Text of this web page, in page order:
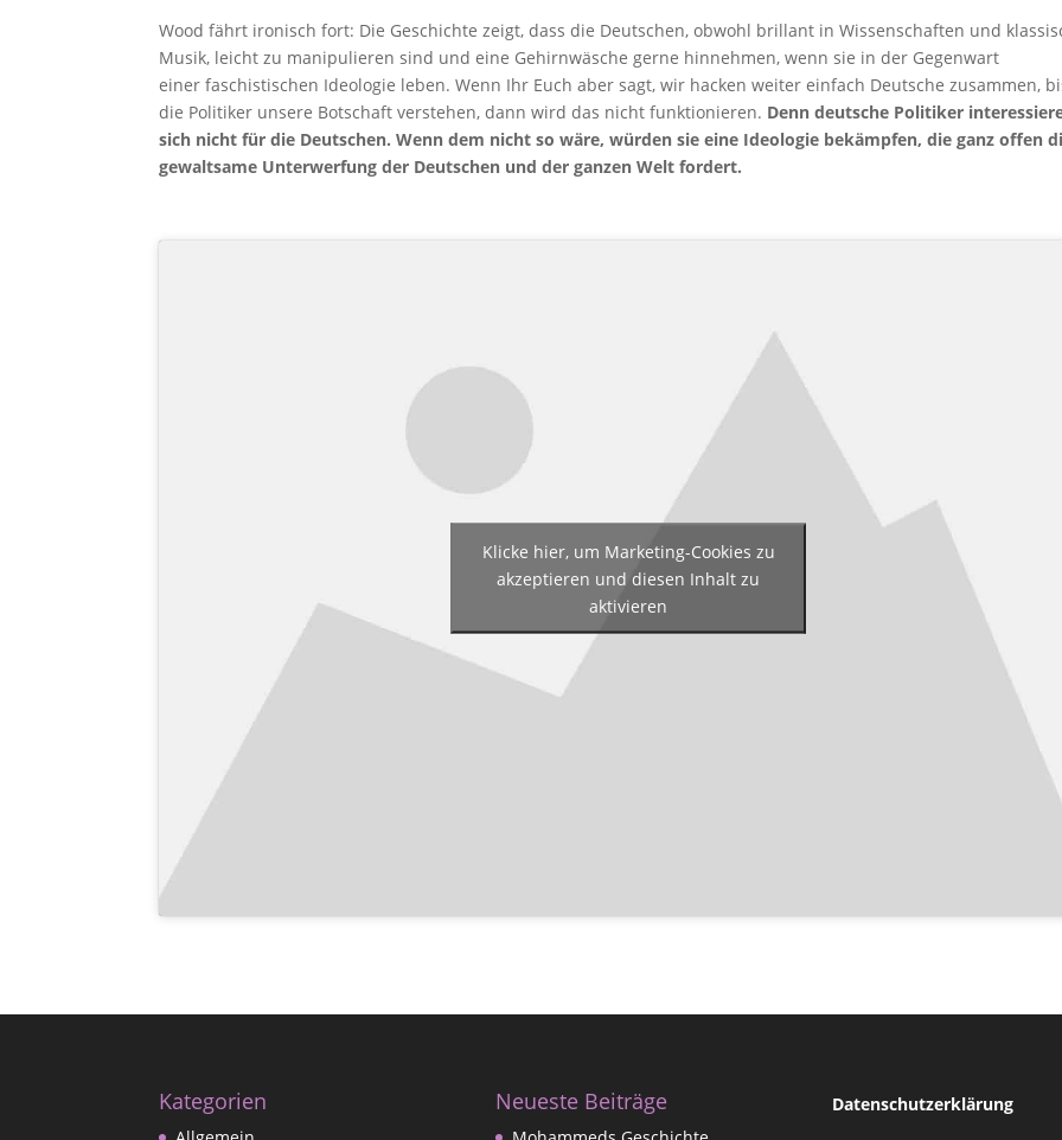
Wood fährt ironisch fort: Die Geschichte zeigt, dass die Deutschen, obwohl brillant in Wissenschaften und
Musik, leicht zu manipulieren sind und eine Gehirnwäsche gerne hinnehmen, wenn sie in der Gegenwart
einer faschistischen Ideologie leben. Wenn Ihr Euch aber sagt, wir hacken weiter einfach Deutsche zusammen,
die Politiker unsere Botschaft verstehen, dann wird das nicht funktionieren. Denn deutsche Politiker
sich nicht für die Deutschen. Wenn dem nicht so wäre, würden sie eine Ideologie bekämpfen, die ganz offen
gewaltsame Unterwerfung der Deutschen und der ganzen Welt fordert.
Klicke hier, um Marketing-Cookies zu
akzeptieren und diesen Inhalt zu
aktivieren
Kategorien Neueste Beiträge
Datenschutzerklärung